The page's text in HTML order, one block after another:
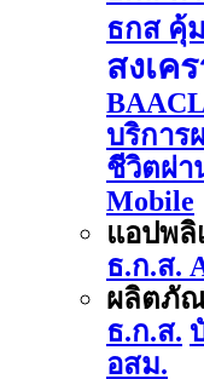
ธกส คุ้
สงเค
บริการ
ชีวิตผ่า
Mobile
แอปพลิ
ธ.ก.ส.
ผลิตภั
ธ.ก.ส.
อสม.